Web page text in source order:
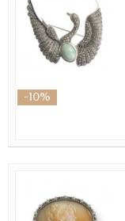
-10%